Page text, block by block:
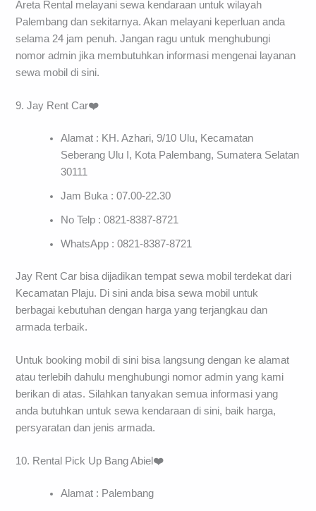
Areta Rental melayani sewa kendaraan untuk wilayah
Palembang dan sekitarnya. Akan melayani keperluan anda
selama 24 jam penuh. Jangan ragu untuk menghubungi
nomor admin jika membutuhkan informasi mengenai layanan
sewa mobil di sini.
9. Jay Rent Car❤️
Alamat : KH. Azhari, 9/10 Ulu, Kecamatan
Seberang Ulu I, Kota Palembang, Sumatera Selatan
30111
Jam Buka : 07.00-22.30
No Telp : 0821-8387-8721
WhatsApp : 0821-8387-8721
Jay Rent Car bisa dijadikan tempat sewa mobil terdekat dari
Kecamatan Plaju. Di sini anda bisa sewa mobil untuk
berbagai kebutuhan dengan harga yang terjangkau dan
armada terbaik.
Untuk booking mobil di sini bisa langsung dengan ke alamat
atau terlebih dahulu menghubungi nomor admin yang kami
berikan di atas. Silahkan tanyakan semua informasi yang
anda butuhkan untuk sewa kendaraan di sini, baik harga,
persyaratan dan jenis armada.
10. Rental Pick Up Bang Abiel ❤️
Alamat : Palembang